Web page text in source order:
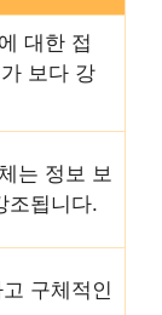
대한 접
보다 강
는 정보 보
조됩니다.
구체적인